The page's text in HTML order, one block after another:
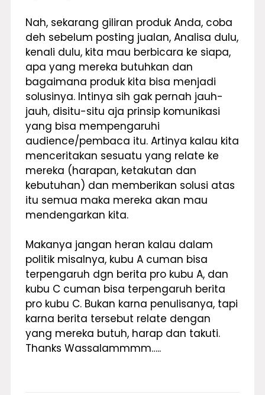
Nah, sekarang giliran produk Anda, coba
deh sebelum posting jualan, Analisa dulu,
kenali dulu, kita mau berbicara ke siapa,
apa yang mereka butuhkan dan
bagaimana produk kita bisa menjadi
solusinya. Intinya sih gak pernah jauh-
jauh, disitu-situ aja prinsip komunikasi
yang bisa mempengaruhi
audience/pembaca itu. Artinya kalau kita
menceritakan sesuatu yang relate ke
mereka (harapan, ketakutan dan
kebutuhan) dan memberikan solusi atas
itu semua maka mereka akan mau
mendengarkan kita.
Makanya jangan heran kalau dalam
politik misalnya, kubu A cuman bisa
terpengaruh dgn berita pro kubu A, dan
kubu C cuman bisa terpengaruh berita
pro kubu C. Bukan karna penulisanya, tapi
karna berita tersebut relate dengan
yang mereka butuh, harap dan takuti.
Thanks Wassalammmm…..